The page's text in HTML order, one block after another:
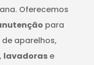
Oferecemos
para
aparelhos,
, lavadorase